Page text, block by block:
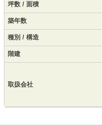
坪数 / 面積
築年数
種別 / 構造
階建
取扱会社